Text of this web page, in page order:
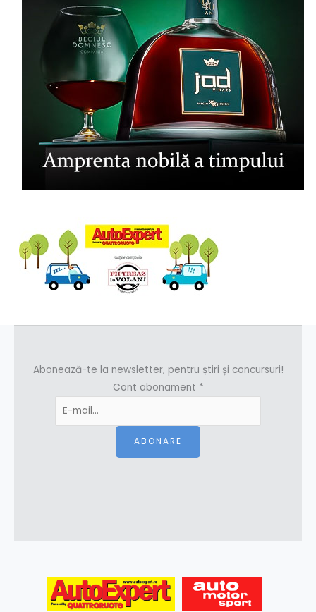
Abonează-te la newsletter, pentru știri și concursuri!
Cont abonament *
ABONARE